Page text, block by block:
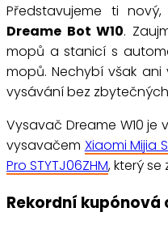
Představujeme ti
Dreame Bot W10.
mopů a stanicí s
mopů. Nechybí však
vysávání bez
Vysavač Dreame W10
vysavačem Xiaomi Mijia
Pro STYTJ06ZHM, který
Rekordní kupónová